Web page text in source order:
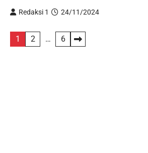
Redaksi 1 24/11/2024
Posts
1 2 … 6